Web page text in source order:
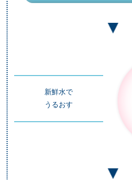
新鮮水で
うるおす